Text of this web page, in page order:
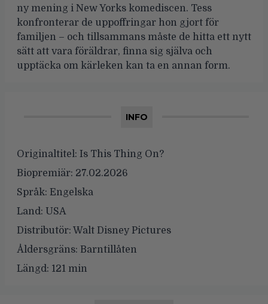
ny mening i New Yorks komediscen. Tess
konfronterar de uppoffringar hon gjort för
familjen – och tillsammans måste de hitta ett nytt
sätt att vara föräldrar, finna sig själva och
upptäcka om kärleken kan ta en annan form.
INFO
Originaltitel: Is This Thing On?
Biopremiär: 27.02.2026
Språk: Engelska
Land: USA
Distributör: Walt Disney Pictures
Åldersgräns: Barntillåten
Längd: 121 min